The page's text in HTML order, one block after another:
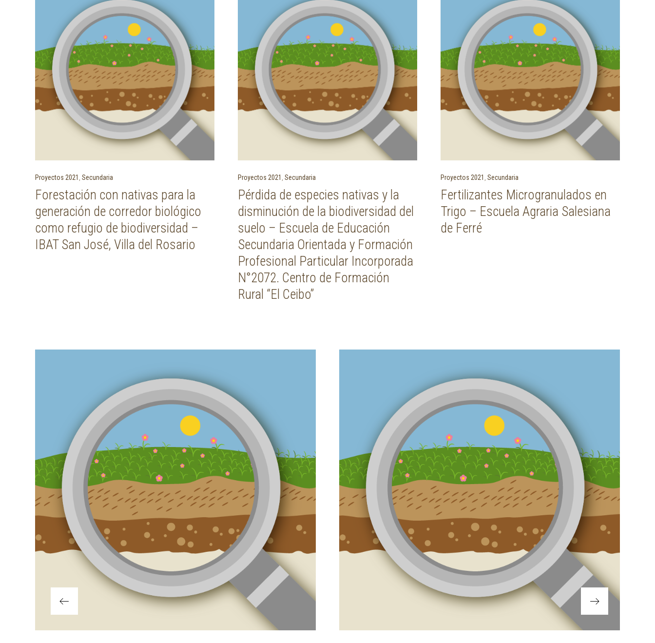
Proyectos 2021 Secundaria
Forestación con nativas para la
generación de corredor biológico
como refugio de biodiversidad –
IBAT San José, Villa del Rosario
Proyectos 2021 Secundaria
Pérdida de especies nativas y la
disminución de la biodiversidad del
suelo – Escuela de Educación
Secundaria Orientada y Formación
Profesional Particular Incorporada
N°2072. Centro de Formación
Rural “El Ceibo”
Proyectos 2021 Secundaria
Fertilizantes Microgranulados en
Trigo – Escuela Agraria Salesiana
de Ferré